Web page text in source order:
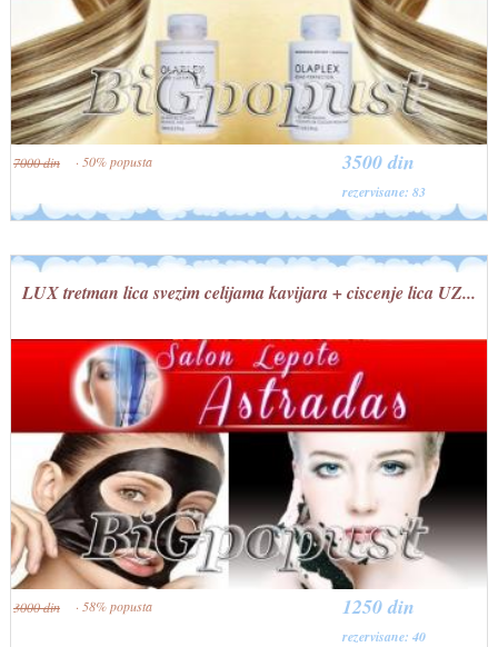
3500 din
rezervisane: 83
7000 din · 50% popusta
LUX tretman lica svezim celijama kavijara + ciscenje lica UZ...
1250 din
rezervisane: 40
3000 din · 58% popusta